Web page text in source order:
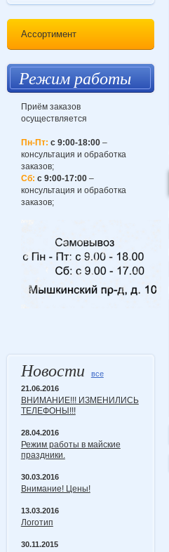
Ассортимент
Режим работы
Приём заказов
осуществляется
Пн-Пт: с 9:00-18:00–
консультация и обработка
заказов;
Сб: с 9:00-17:00–
консультация и обработка
заказов;
Новости
все
21.06.2016
ВНИМАНИЕ!!! ИЗМЕНИЛИСЬ
ТЕЛЕФОНЫ!!!
28.04.2016
Режим работы в майские
праздники.
30.03.2016
Внимание! Цены!
13.03.2016
Логотип
30.11.2015